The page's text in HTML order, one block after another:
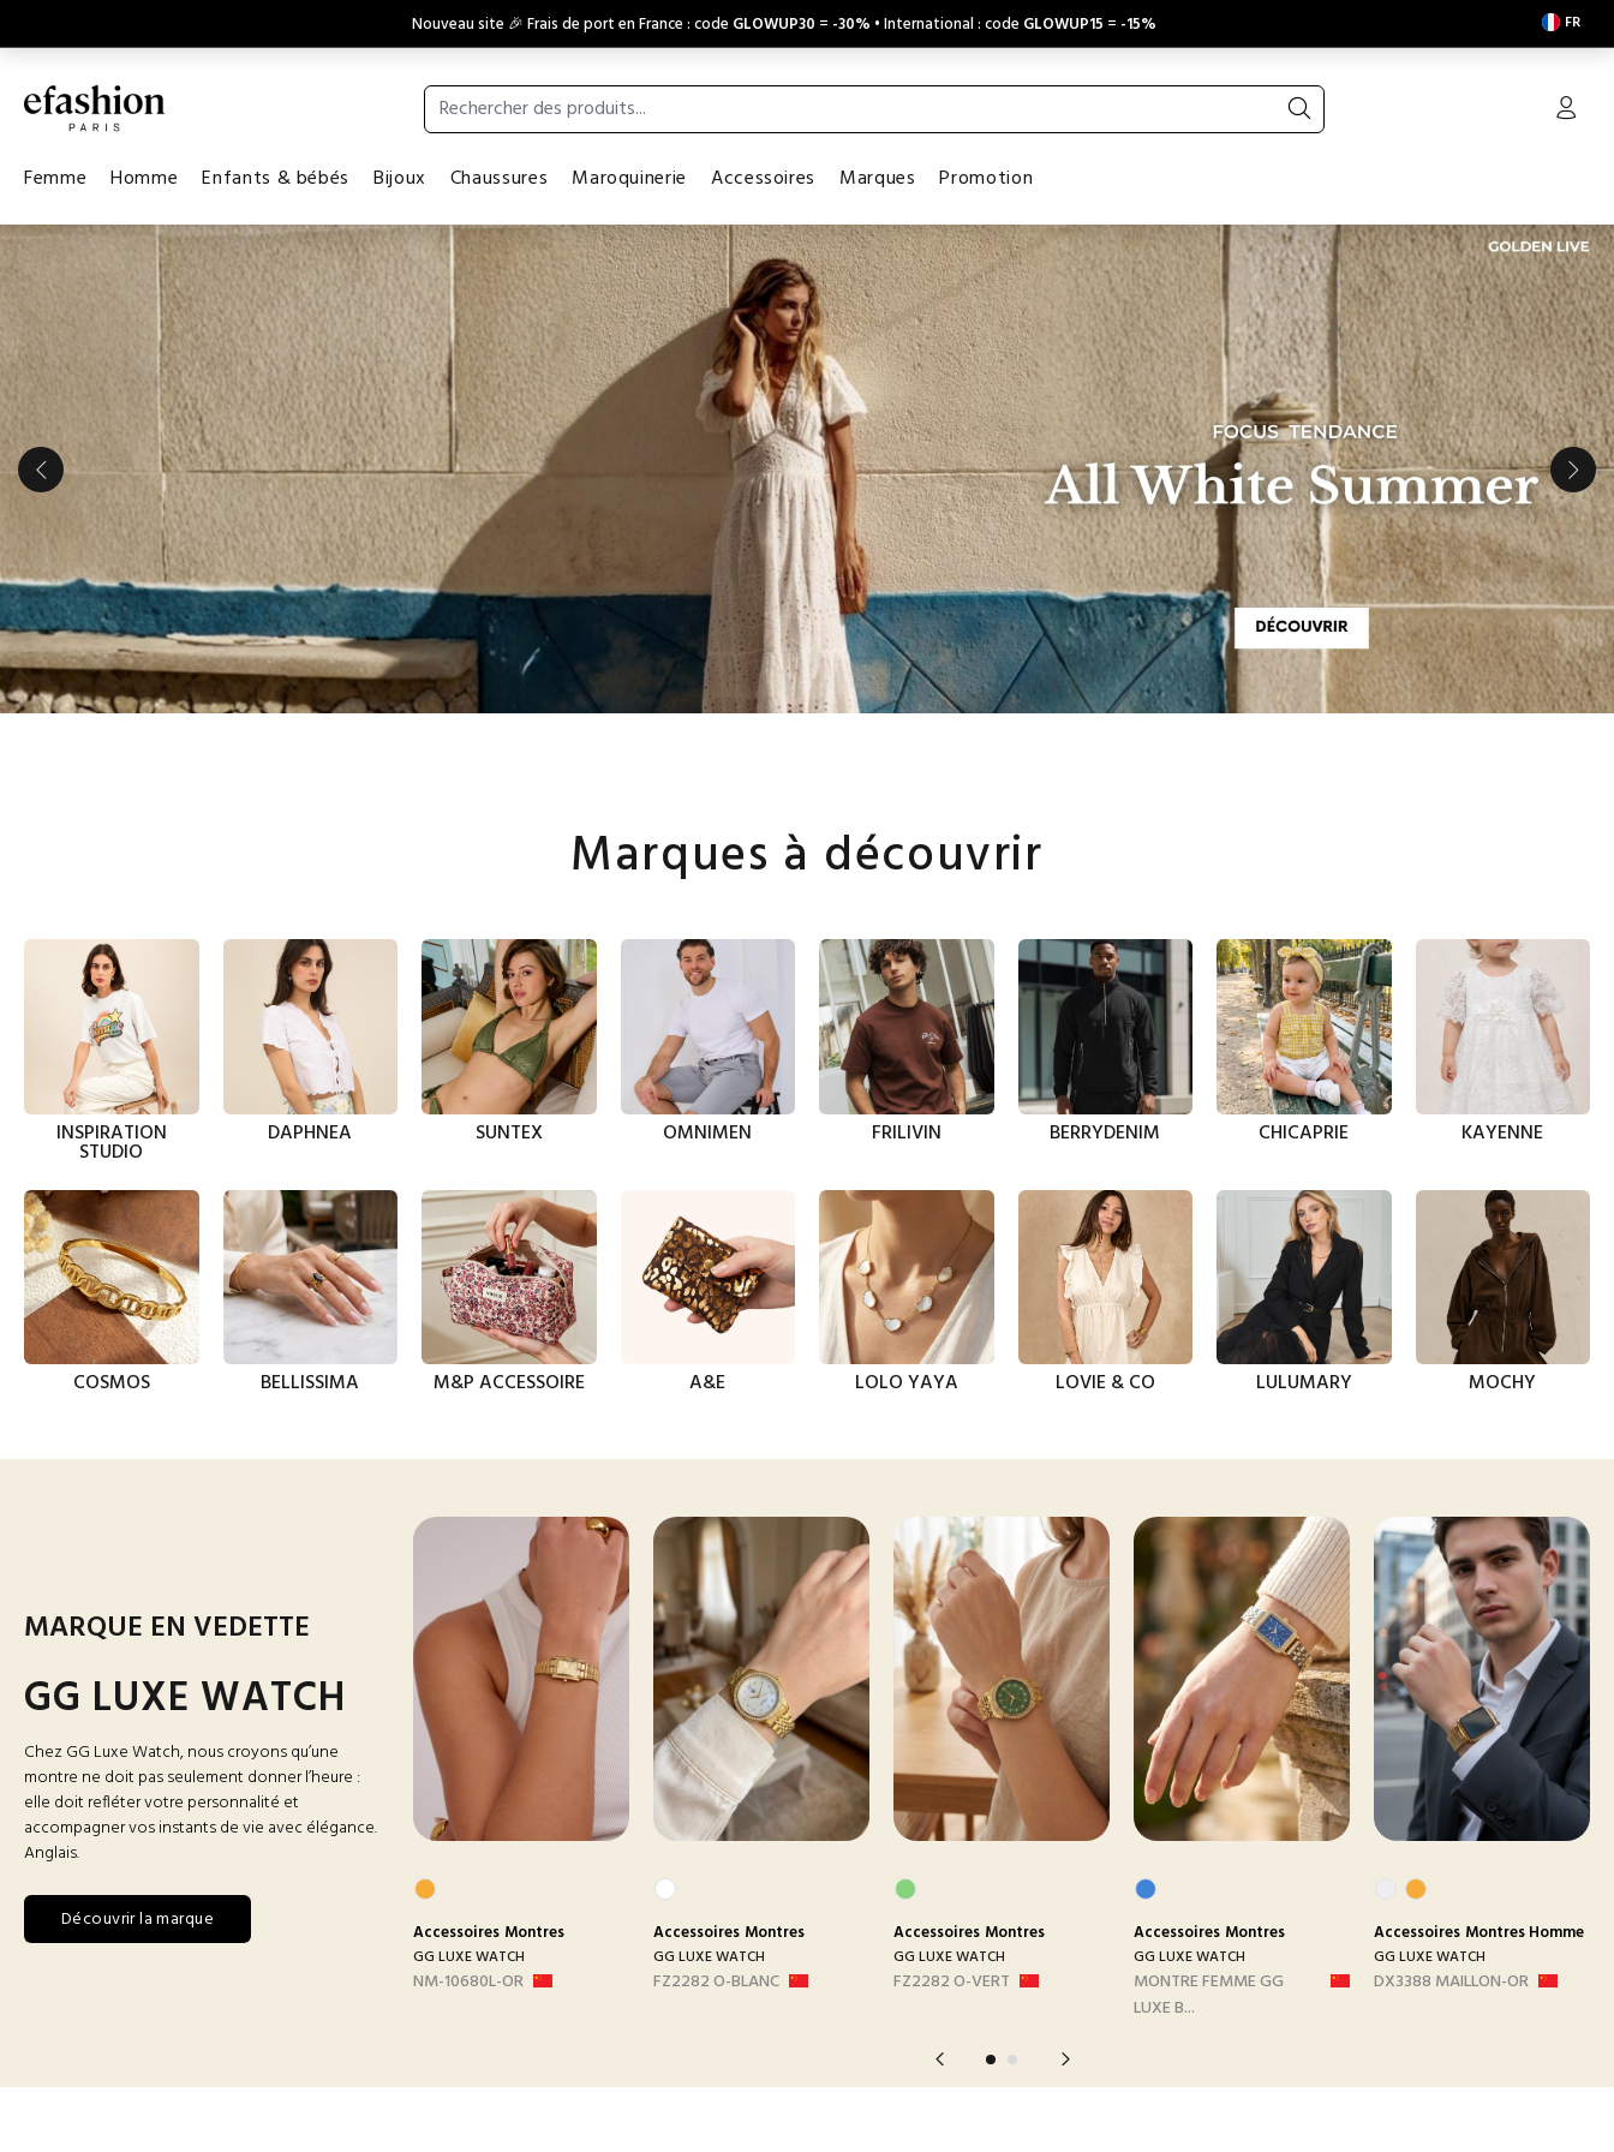
Nouveau site 🎉 Frais de port en France : code GLOWUP30 = -30% • International : code GLOWUP15 = -15% FR
Femme Homme Enfants & bébés Bijoux Chaussures Maroquinerie Accessoires Marques Promotion
Marques à découvrir
INSPIRATION
STUDIO
DAPHNEA SUNTEX OMNIMEN FRILIVIN BERRYDENIM CHICAPRIE KAYENNE
COSMOS BELLISSIMA M&P ACCESSOIRE A&E LOLO YAYA LOVIE & CO LULUMARY MOCHY
MARQUE EN VEDETTE
GG LUXE WATCH
Chez GG Luxe Watch, nous croyons qu’une
montre ne doit pas seulement donner l’heure :
elle doit refléter votre personnalité et
accompagner vos instants de vie avec élégance.
Anglais.
Découvrir la marque
Montres Accessoires Accessoires Montres
GG LUXE WATCH
NM-10680L-OR
Accessoires Montres
GG LUXE WATCH
FZ2282 O-BLANC
Accessoires Montres
GG LUXE WATCH
FZ2282 O-VERT
Accessoires Montres
GG LUXE WATCH
MONTRE FEMME GG
LUXE B...
Accessoires Montres Homme
GG LUXE WATCH
DX3388 MAILLON-OR